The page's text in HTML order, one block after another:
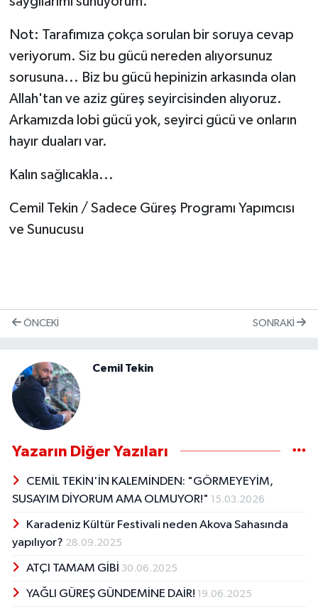
Not: Tarafımıza çokça sorulan bir soruya cevap
veriyorum. Siz bu gücü nereden alıyorsunuz
sorusuna... Biz bu gücü hepinizin arkasında olan
Allah'tan ve aziz güreş seyircisinden alıyoruz.
Arkamızda lobi gücü yok, seyirci gücü ve onların
hayır duaları var.
Kalın sağlıcakla...
Cemil Tekin / Sadece Güreş Programı Yapımcısı
ve Sunucusu
ÖNCEKI SONRAKI
Cemil Tekin
Yazarın Diğer Yazıları
CEMİL TEKİN'İN KALEMİNDEN: "GÖRMEYEYİM,
SUSAYIM DİYORUM AMA OLMUYOR!" 15.03.2026
Karadeniz Kültür Festivali neden Akova Sahasında
yapılıyor? 28.09.2025
ATÇI TAMAM GİBİ 30.06.2025
YAĞLI GÜREŞ GÜNDEMİNE DAİR! 19.06.2025